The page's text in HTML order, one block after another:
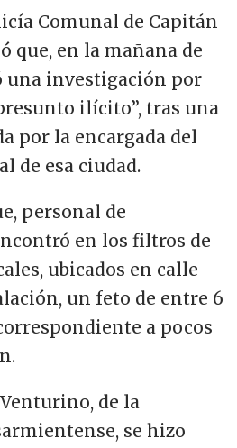
Comunal de Capitán
que, en la mañana de
una investigación por
ilícito”, tras una
por la encargada del
de esa ciudad.
personal de
en los filtros de
ubicados en calle
un feto de entre 6
a pocos
de la
se hizo